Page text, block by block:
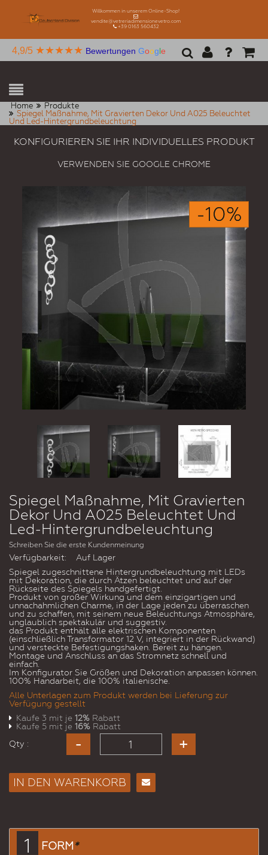
Willkommen in unserem Online-Shop!
vendite@vetreriadimensionevetro.com
+39 0163 560432
4,9/5 ★★★★★ Bewertungen Google
Home
Produkte
Spiegel Maßnahme, Mit Gravierten Dekor Und A025 Beleuchtet
Und Led-Hintergrundbeleuchtung
KONFIGURIEREN SIE IHR INDIVIDUELLES PRODUKT
VERWENDEN SIE GOOGLE CHROME
-10%
Spiegel Maßnahme, Mit Gravierten
Dekor Und A025 Beleuchtet Und
Led-Hintergrundbeleuchtung
Schreiben Sie die erste Kundenmeinung
Verfügbarkeit:
Auf Lager
Spiegel zugeschnittene Hintergrundbeleuchtung mit LEDs
mit Dekoration, die durch Ätzen beleuchtet und auf der
Rückseite des Spiegels handgefertigt.
Produkt von großer Wirkung und dem einzigartigen und
unnachahmlichen Charme, in der Lage jeden zu überraschen
und zu schaffen, mit seinem neue Beleuchtungs Atmosphäre,
unglaublich spektakulär und suggestiv.
das Produkt enthält alle elektrischen Komponenten
(einschließlich Transformator 12 V, integriert in der Rückwand)
und versteckte Befestigungshaken. Bereit zu hängen.
Montage und Anschluss an das Stromnetz schnell und
einfach.
Im Konfigurator Sie Größen und Dekoration anpassen können.
100% Handarbeit, die 100% italienische.
Alle Unterlagen zum Produkt werden bei Lieferung zur
Verfügung gestellt
Kaufe 3 mit je 12% Rabatt
Kaufe 5 mit je 16% Rabatt
Qty :
IN DEN WARENKORB
1 FORM*